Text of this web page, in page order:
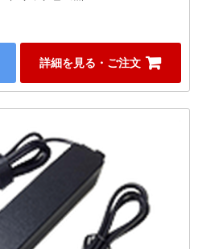
詳細を見る・ご注文